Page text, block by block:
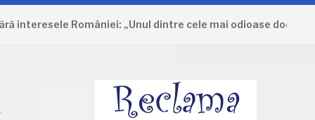
României: „Unul dintre cele mai odioase documente